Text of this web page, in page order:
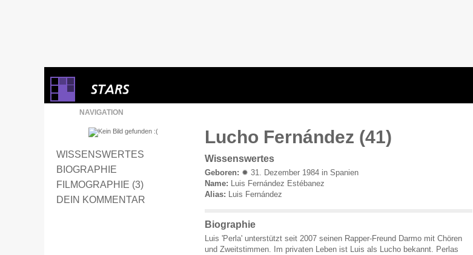
NAVIGATION
WISSENSWERTES
BIOGRAPHIE
FILMOGRAPHIE (3)
DEIN KOMMENTAR
Lucho Fernández (41)
Wissenswertes
Geboren: ✹ 31. Dezember 1984 in Spanien
Name: Luis Fernández Estébanez
Alias: Luis Fernández
Biographie
Luis 'Perla' unterstützt seit 2007 seinen Rapper-Freund Darmo mit Chören
und Zweitstimmen. Im privaten Leben ist Luis als Lucho bekannt. Perlas